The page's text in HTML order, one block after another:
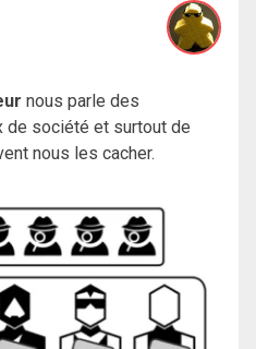
nous parle des
de société et surtout de
nous les cacher.